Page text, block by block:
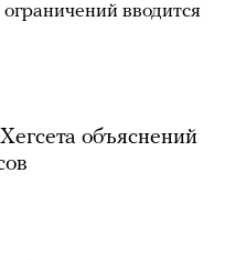
вводится
объяснений